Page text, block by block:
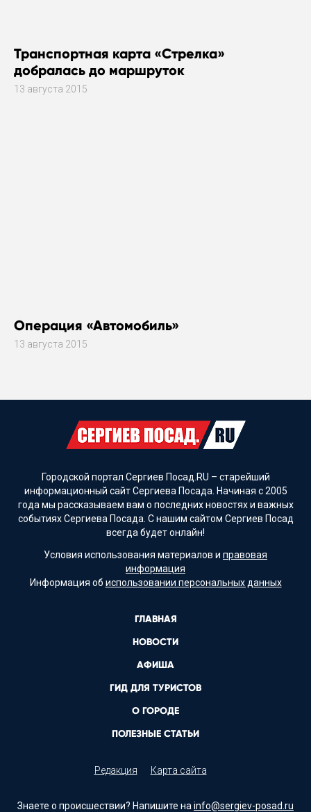
Транспортная карта «Стрелка»
добралась до маршруток
13 августа 2015
Операция «Автомобиль»
13 августа 2015
Городской портал Сергиев Посад.RU – старейший
информационный сайт Сергиева Посада. Начиная с 2005
года мы рассказываем вам о последних новостях и важных
событиях Сергиева Посада. С нашим сайтом Сергиев Посад
всегда будет онлайн!
Условия использования материалов и правовая
информация
Информация об использовании персональных данных
ГЛАВНАЯ
НОВОСТИ
АФИША
ГИД ДЛЯ ТУРИСТОВ
О ГОРОДЕ
ПОЛЕЗНЫЕ СТАТЬИ
Редакция Карта сайта
Знаете о происшествии? Напишите на info@sergiev-posad.ru